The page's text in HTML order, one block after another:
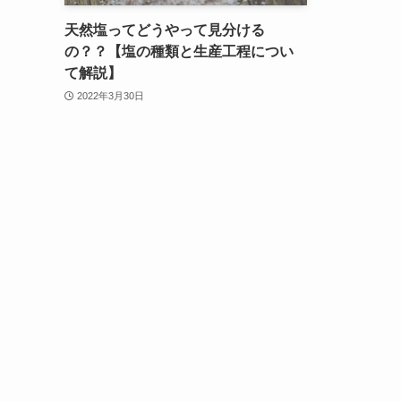
天然塩ってどうやって見分ける
の？？【塩の種類と生産工程につい
て解説】
2022年3月30日